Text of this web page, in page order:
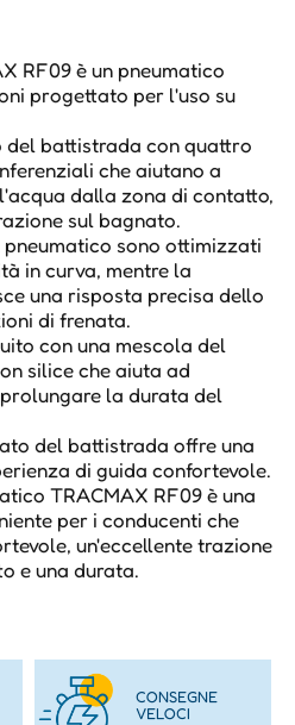
RF09 è un pneumatico
progettato per l'uso su
del battistrada con quattro
che aiutano a
dalla zona di contatto,
sul bagnato.
sono ottimizzati
in curva, mentre la
una risposta precisa dello
di frenata.
con una mescola del
silice che aiuta ad
la durata del
del battistrada offre una
di guida confortevole.
TRACMAX RF09 è una
per i conducenti che
un'eccellente trazione
e una durata.
CONSEGNE
VELOCI